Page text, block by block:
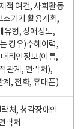
적 여건, 사회활동
조기기 활용계획,
유형, 장애정도,
경우)수혜이력,
리인정보(이름,
관계, 연락처),
계, 전화, 휴대폰)
처, 청각장애인
락처